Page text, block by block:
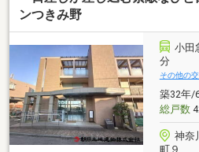
ンつきみ野
小田
分
その他の
築32年/
総戸数
神奈
町９